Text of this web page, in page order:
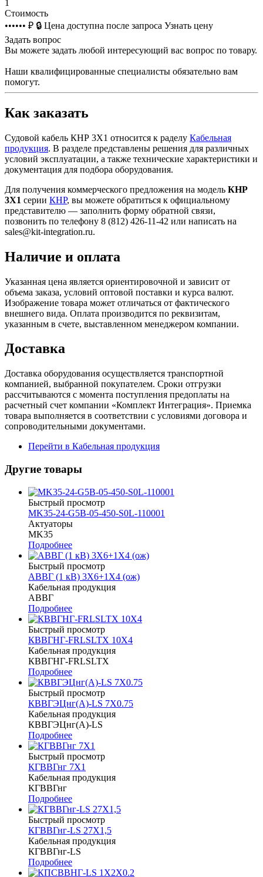
1
Стоимость
•••••• ₽ 🔒 Цена доступна после запроса Узнать цену
Задать вопрос
Вы можете задать любой интересующий вас вопрос по товару.
Наши квалифицированные специалисты обязательно вам
помогут.
Как заказать
Судовой кабель КНР 3Х1 относится к раделу Кабельная
продукция. В разделе представлены решения для различных
условий эксплуатации, а также технические характеристики и
документация для подбора оборудования.
Для получения коммерческого предложения на модель КНР
3Х1 серии КНР, вы можете обратиться к официальному
представителю — заполнить форму обратной связи,
позвонить по телефону 8 (812) 426-11-42 или написать на
sales@kit-integration.ru.
Наличие и оплата
Указанная цена является ориентировочной и зависит от
объема заказа, условий оптовой поставки и курса валют.
Изображение товара может отличаться от фактического
внешнего вида. Оплата производится по реквизитам,
указанным в счете, выставленном менеджером компании.
Доставка
Доставка оборудования осуществляется транспортной
компанией, выбранной покупателем. Сроки отгрузки
рассчитываются с момента поступления предоплаты на
расчетный счет компании «Комплект Интеграция». Приемка
товара выполняется в соответствии с условиями договора и
сопроводительными документами.
Перейти в Кабельная продукция
Другие товары
Быстрый просмотр
MK35-24-G5B-05-450-S0L-110001
Актуаторы
MK35
Подробнее
Быстрый просмотр
АВВГ (1 кВ) 3Х6+1Х4 (ож)
Кабельная продукция
АВВГ
Подробнее
Быстрый просмотр
КВВГНГ-FRLSLTХ 10Х4
Кабельная продукция
КВВГНГ-FRLSLTX
Подробнее
Быстрый просмотр
КВВГЭЦнг(А)-LS 7Х0.75
Кабельная продукция
КВВГЭЦнг(А)-LS
Подробнее
Быстрый просмотр
КГВВГнг 7Х1
Кабельная продукция
КГВВГнг
Подробнее
Быстрый просмотр
КГВВГнг-LS 27Х1,5
Кабельная продукция
КГВВГнг-LS
Подробнее